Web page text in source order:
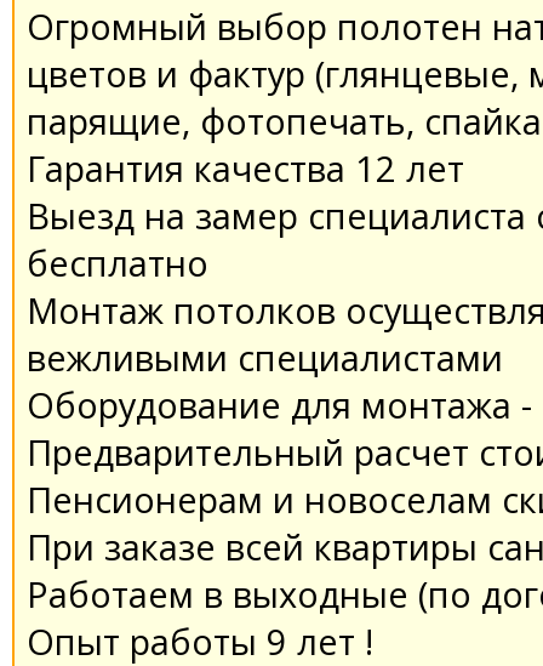
Огромный выбор полотен
цветов и фактур
парящие, фотопечать,
Гарантия качества 12 лет
Выезд на замер
бесплатно
Монтаж потолков
вежливыми специалистами
Оборудование для монтажа
Предварительный расчет
Пенсионерам и новоселам
При заказе всей квартиры
Работаем в выходные (по
Опыт работы 9 лет !